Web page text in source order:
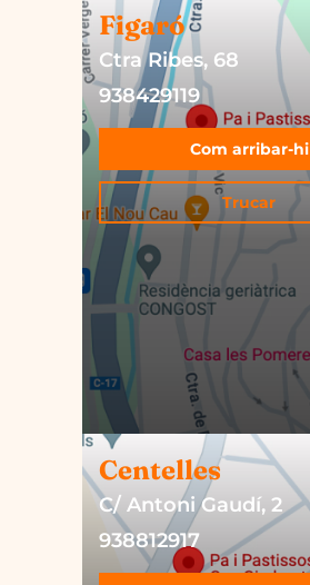
Figaró
Ctra Ribes, 68
938429119
Com arribar-hi
Trucar
Centelles
C/ Antoni Gaudí, 2
938812917